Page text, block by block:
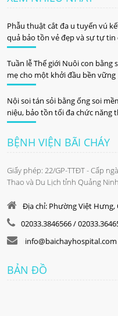
Phẫu thuật cắt đa u tuyến vú
quả bảo tồn vẻ đẹp và sự tự
Tuần lễ Thế giới Nuôi con bằng
mẹ cho một khởi đầu bền vững
Nội soi tán sỏi bằng ống soi
niệu, bảo tồn tối đa chức năng
BỆNH VIỆN BÃI CHÁY
Giấy phép: 22/GP-TTĐT - Cấp
Thao và Du Lịch tỉnh Quảng Ninh
Địa chỉ: Phường Việt Hưng,
02033.3846566 /
info@baichayhospital.com
BẢN ĐỒ